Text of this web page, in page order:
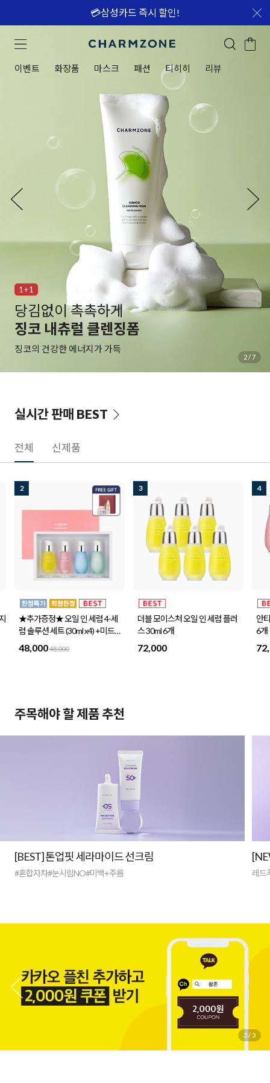
💳삼성카드 즉시 할인!
이벤트 화장품 마스크 패션 티히히 리뷰
1+1
당김없이 촉촉하게
징코 내츄럴 클렌징폼
징코의 건강한 에너지가 가득
3/7
실시간 판매 BEST
전체 신제품
2
★추가증정★ 오일 인 세럼 4-세
럼 솔루션 세트 (30ml x4) +미드나
이트스페셜 세트 1세트 증정
48,00048,000
3
더블 모이스처 오일 인 세럼 플러
스 30ml 6개
72,000
4
안
6개
주목해야 할 제품 추천
[BEST] 톤업핏 세라마이드 선크림
#혼합자차#눈시림NO#미백+주름 레드
3/3